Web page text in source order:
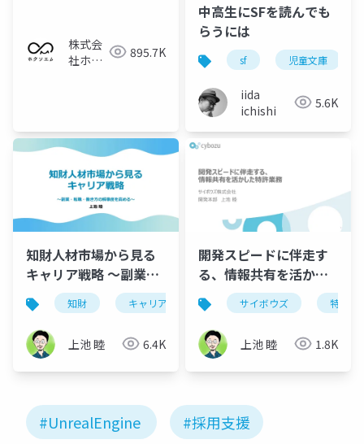
株式会
社ホク
895.7K
中高生にSFを読んでも
らうには
sf 児童文庫
iida
ichishi
5.6K
知財人材市場から見る
キャリア戦略 ～副業・
転職・働き方の解像度
を高める～
知財 キャリア 複業 転職
上池 睦 6.4K
開発スピードに伴走す
る、情報共有を活かし
た特許業務サイボウズ 特許
上池 睦 1.8K
#UnrealEngine #採用支援